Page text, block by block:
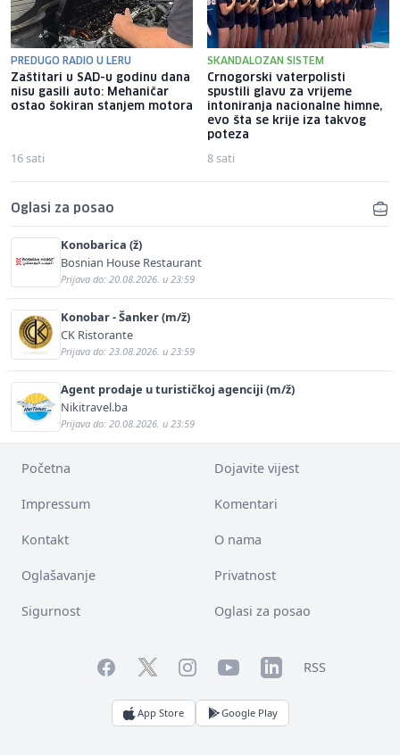
PREDUGO RADIO U LERU
Zaštitari u SAD-u godinu dana
nisu gasili auto: Mehaničar
ostao šokiran stanjem motora
16 sati
SKANDALOZAN SISTEM
Crnogorski vaterpolisti
spustili glavu za vrijeme
intoniranja nacionalne himne,
evo šta se krije iza takvog
poteza
8 sati
Oglasi za posao
Konobarica (ž)
Bosnian House Restaurant
Prijava do: 20.08.2026. u 23:59
Konobar - Šanker (m/ž)
CK Ristorante
Prijava do: 23.08.2026. u 23:59
Agent prodaje u turističkoj agenciji (m/ž)
Nikitravel.ba
Prijava do: 20.08.2026. u 23:59
Početna Dojavite vijest
Impressum Komentari
Kontakt O nama
Oglašavanje Privatnost
Sigurnost Oglasi za posao
FacebookTwitterInstagramYouTubeLinkedInRSS
App Store Google Play